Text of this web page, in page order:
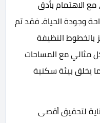
مع الاهتمام بأدق
وجودة الحياة. فقد تم
بالخطوط النظيفة
مثالي مع المساحات
يخلق بيئة سكنية
لتحقيق أقصى